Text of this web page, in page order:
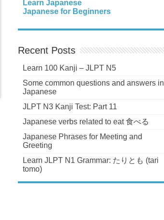
Learn Japanese
Japanese for Beginners
Recent Posts
Learn 100 Kanji – JLPT N5
Some common questions and answers in
Japanese
JLPT N3 Kanji Test: Part 11
Japanese verbs related to eat 食べる
Japanese Phrases for Meeting and
Greeting
Learn JLPT N1 Grammar: たりとも (tari
tomo)